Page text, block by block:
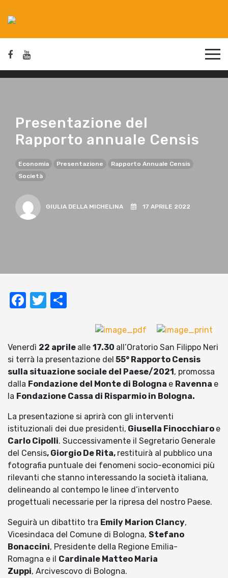
Presentazione del
Rapporto annuale Censis
Economia Presentazione
Rapporto Annuale Censis
Società
GIULIA DELLA MICHELINA 17 APRILE 2022
Facebook
Twitter
Venerdì 22 aprile alle 17.30 all’Oratorio San Filippo Neri
si terrà la presentazione del 55° Rapporto Censis
sulla situazione sociale del Paese/2021, promossa
dalla Fondazione del Monte di Bologna e Ravenna e
la Fondazione Cassa di Risparmio in Bologna.
La presentazione si aprirà con gli interventi
istituzionali dei due presidenti, Giusella Finocchiaro e
Carlo Cipolli. Successivamente il Segretario Generale
del Censis, Giorgio De Rita, restituirà al pubblico una
fotografia puntuale dei fenomeni socio-economici più
rilevanti che stanno interessando la società italiana,
delineando al contempo le linee d’intervento
progettuali necessarie per la ripresa del nostro Paese.
Seguirà un dibattito tra Emily Marion Clancy,
Vicesindaca del Comune di Bologna, Stefano
Bonaccini, Presidente della Regione Emilia-
Romagna e il Cardinale Matteo Maria
Zuppi, Arcivescovo di Bologna.